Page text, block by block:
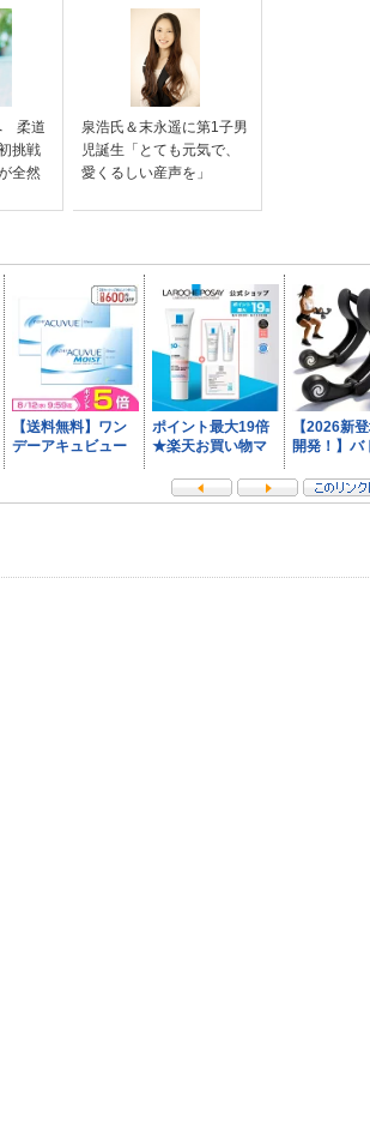
柔道
挑戦
全然
泉浩氏＆末永遥に第1子男
児誕生「とても元気で、
愛くるしい産声を」